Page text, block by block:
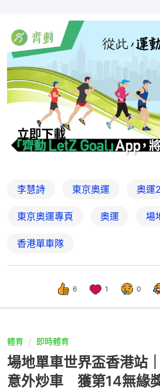
李慧詩 東京奧運 奧運
東京奧運專頁 奧運 場
香港單車隊
6 1 0
體育 即時體育
場地單車世界盃香港站
意外炒車 獲第14無緣